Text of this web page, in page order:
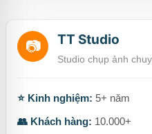
📷 TT Studio
Studio chụp ảnh
⭐ Kinh nghiệm: 5+ năm
👥 Khách hàng: 10.000+